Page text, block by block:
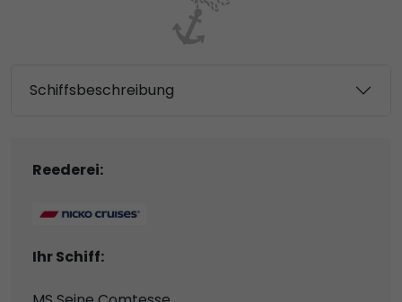
Schiffsbeschreibung
Reederei:
Ihr Schiff: